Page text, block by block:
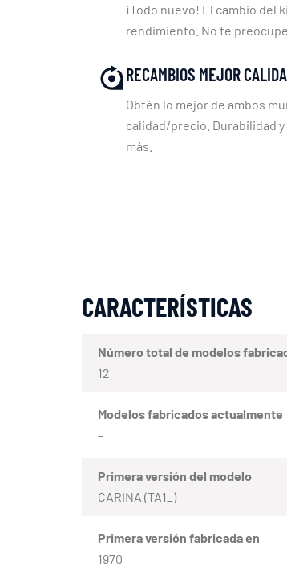
¡Todo nuevo! El cambio del
rendimiento. No te
RECAMBIOS MEJOR
Obtén lo mejor de ambos
calidad/precio. Durabilidad
más.
CARACTERÍSTICAS
Número total de modelos
12
Modelos fabricados actualmente
–
Primera versión del modelo
CARINA (TA1_)
Primera versión fabricada en
1970